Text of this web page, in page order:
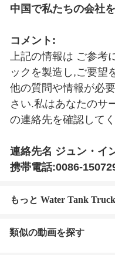
中国で私たちの会社
コメント:
上記の情報は ご参考
ックを製造し,ご要望
他の質問や情報が必
さい.私はあなたのサ
の連絡先を確認して
連絡先名 ジュン・イ
携帯電話:0086-
もっと Water Tank Truck
類似の動画を探す